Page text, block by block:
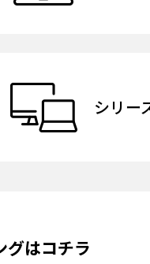
シリー
グはコチラ